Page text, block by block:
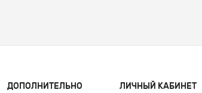
ДОПОЛНИТЕЛЬНО ЛИЧНЫЙ КАБИНЕТ